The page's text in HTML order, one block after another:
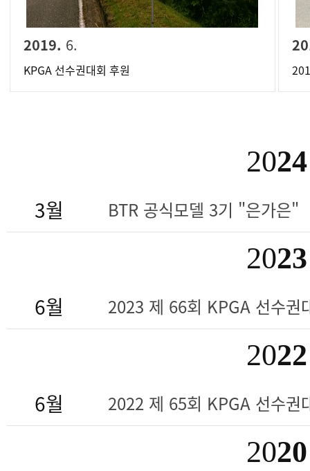
2019. 6.
KPGA 선수권대회 후원
2024
3월 BTR 공식모델 3기 "은가은"
2023
6월 2023 제 66회 KPGA 선수
2022
6월 2022 제 65회 KPGA 선수
2020